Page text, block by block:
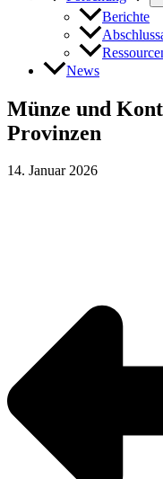
Berichte
News
Münze und
Provinzen
14. Januar 2026